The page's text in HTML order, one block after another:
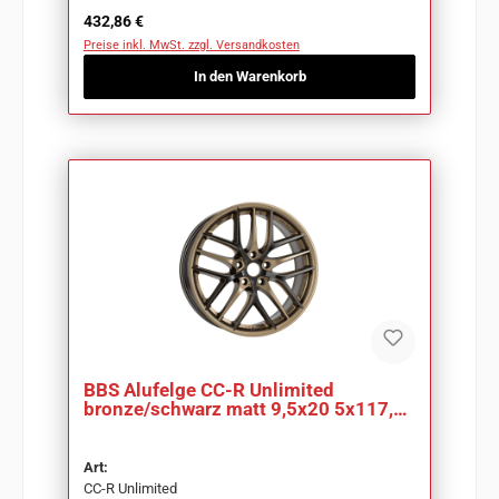
Regulärer Preis:
432,86 €
Preise inkl. MwSt. zzgl. Versandkosten
In den Warenkorb
BBS Alufelge CC-R Unlimited
bronze/schwarz matt 9,5x20 5x117,5
Art:
CC-R Unlimited